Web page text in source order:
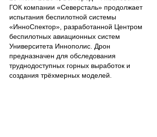
ГОК компании «Северсталь» продолжает
испытания беспилотной системы
«ИнноСпектор», разработанной Центром
беспилотных авиационных систем
Университета Иннополис. Дрон
предназначен для обследования
труднодоступных горных выработок и
создания трёхмерных моделей.